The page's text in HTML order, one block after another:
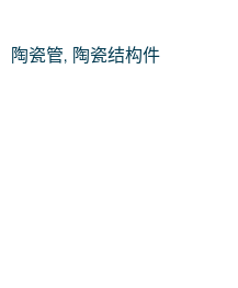
陶瓷管, 陶瓷结构件